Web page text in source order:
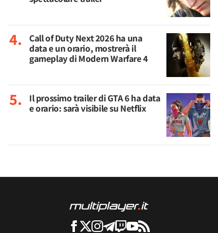
Call of Duty Next 2026 ha una
data e un orario, mostrerà il
gameplay di Modern Warfare 4
Il prossimo trailer di GTA 6 ha data
e orario: sarà visibile su Netflix